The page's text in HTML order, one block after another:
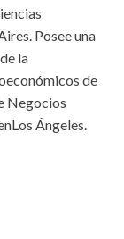
Posee una
la
de
Negocios
Ángeles.